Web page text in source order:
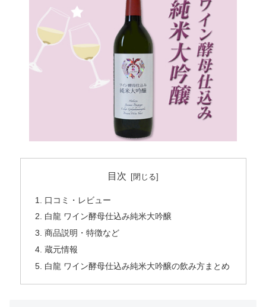
目次
口コミ・レビュー
白龍 ワイン酵母仕込み純米大吟醸
商品説明・特徴など
蔵元情報
白龍 ワイン酵母仕込み純米大吟醸の飲み方まとめ